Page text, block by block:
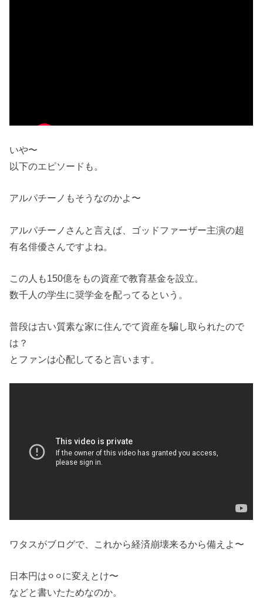
いや〜
以下のエピソードも。
アルパチーノもそうなのかよ〜
アルパチーノさんと言えば、ゴッドファーザー主演の超
有名俳優さんですよね。
この人も150億をもの資産で教育基金を設立。
数千人の学生に奨学金を配ってるという。
普段は古い質素な家に住んでて資産を騙し取られたので
は？
とファンは心配してると言います。
ワタスがブログで、これから経済崩壊来るから備えよ〜
日本円は⚪︎⚪︎に変えとけ〜
などと書いたためなのか。